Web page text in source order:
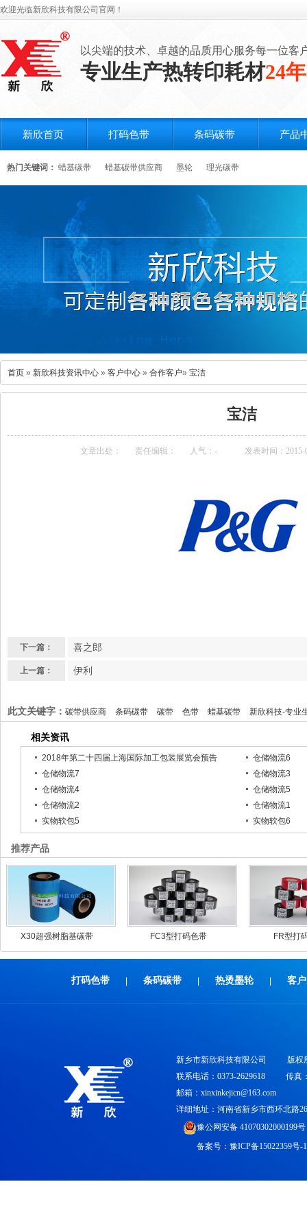
欢迎光临新欣科技有限公司官网！
以尖端的技术、卓越的品质用心服务每一位客
专业生产热转印耗材24年
新欣首页 打码色带 条码碳带 产品
热门关键词： 蜡基碳带 蜡基碳带供应商 墨轮 理光碳带
首页 » 新欣科技资讯中心 » 客户中心 » 合作客户» 宝洁
宝洁
文章出处： 责任编辑： 人气：- 发表时间：2015-
下一篇： 喜之郎
上一篇： 伊利
此文关键字： 碳带供应商 条码碳带 碳带 色带 蜡基碳带 新欣科技-专业
相关资讯
2018年第二十四届上海国际加工包装展览会预告
仓储物流6
仓储物流7
仓储物流3
仓储物流4
仓储物流5
仓储物流2
仓储物流1
实物软包5
实物软包6
推荐产品
X30超强树脂基碳带 FC3型打码色带 FR型打
打码色带 条码碳带 热烫墨轮 客
新乡市新欣科技有限公司
版权
联系电话：0373-2629618
传真
邮箱：xinxinkejicn@163.com
详细地址：河南省新乡市西环北路
豫公网安备 41070302000199号
备案号： 豫ICP备15022359号-1